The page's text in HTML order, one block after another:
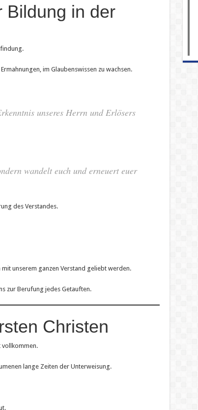
Bildung in der
im Glaubenswissen zu wachsen.
unseres Herrn und Erlösers
wandelt euch und erneuert euer
des Verstandes.
unserem ganzen Verstand geliebt werden.
zur Berufung jedes Getauften.
Christen
vollkommen.
lange Zeiten der Unterweisung.